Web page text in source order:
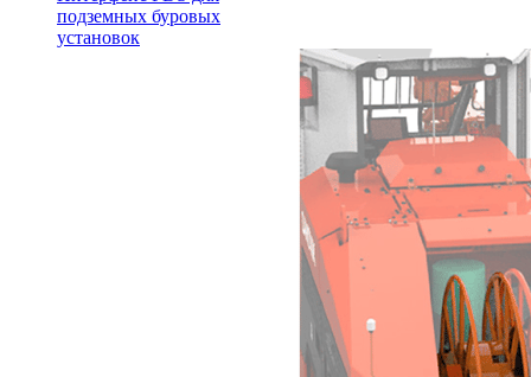
подземных буровых
установок